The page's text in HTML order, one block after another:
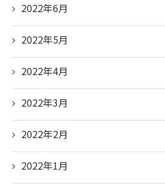
2022年6月
2022年5月
2022年4月
2022年3月
2022年2月
2022年1月